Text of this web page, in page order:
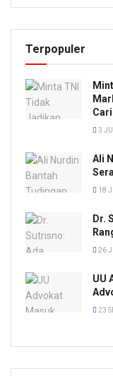
Terpopuler
3
Ali
18
Dr.
26
UU
23